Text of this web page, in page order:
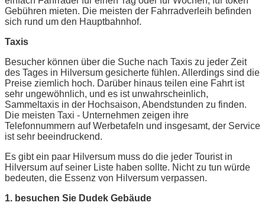
Gebühren mieten. Die meisten der Fahrradverleih befinden
sich rund um den Hauptbahnhof.
Taxis
Besucher können über die Suche nach Taxis zu jeder Zeit
des Tages in Hilversum gesicherte fühlen. Allerdings sind die
Preise ziemlich hoch. Darüber hinaus teilen eine Fahrt ist
sehr ungewöhnlich, und es ist unwahrscheinlich,
Sammeltaxis in der Hochsaison, Abendstunden zu finden.
Die meisten Taxi - Unternehmen zeigen ihre
Telefonnummern auf Werbetafeln und insgesamt, der Service
ist sehr beeindruckend.
Es gibt ein paar Hilversum muss do die jeder Tourist in
Hilversum auf seiner Liste haben sollte. Nicht zu tun würde
bedeuten, die Essenz von Hilversum verpassen.
1. besuchen Sie Dudek Gebäude